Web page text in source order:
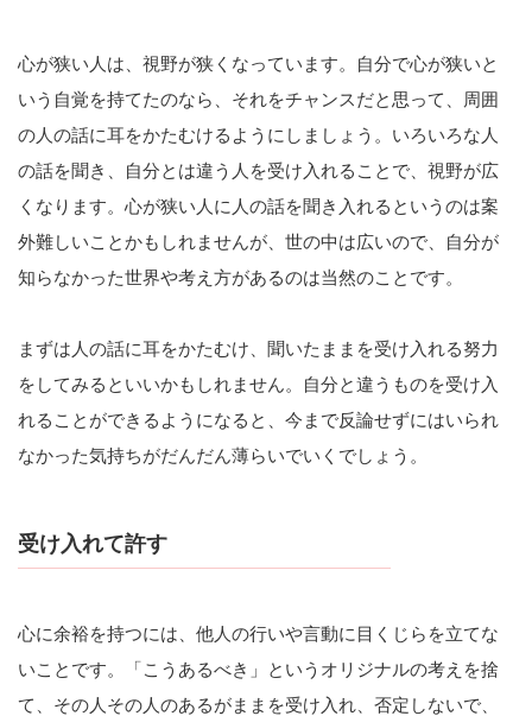
心が狭い人は、視野が狭くなっています。自分で心が狭いと
いう自覚を持てたのなら、それをチャンスだと思って、周囲
の人の話に耳をかたむけるようにしましょう。いろいろな人
の話を聞き、自分とは違う人を受け入れることで、視野が広
くなります。心が狭い人に人の話を聞き入れるというのは案
外難しいことかもしれませんが、世の中は広いので、自分が
知らなかった世界や考え方があるのは当然のことです。
まずは人の話に耳をかたむけ、聞いたままを受け入れる努力
をしてみるといいかもしれません。自分と違うものを受け入
れることができるようになると、今まで反論せずにはいられ
なかった気持ちがだんだん薄らいでいくでしょう。
受け入れて許す
心に余裕を持つには、他人の行いや言動に目くじらを立てな
いことです。「こうあるべき」というオリジナルの考えを捨
て、その人その人のあるがままを受け入れ、否定しないで、